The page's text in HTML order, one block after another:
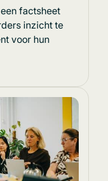
factsheet
inzicht te
voor hun